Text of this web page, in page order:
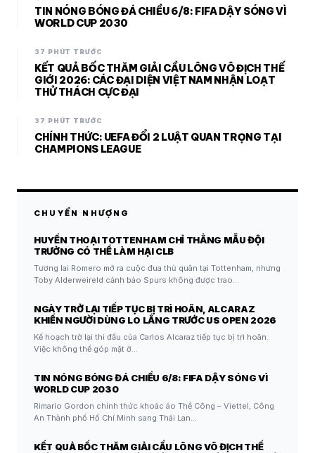
TIN NÓNG BÓNG ĐÁ CHIỀU 6/8: FIFA DẬY SÓNG VÌ
WORLD CUP 2030
37 PHÚT TRƯỚC
KẾT QUẢ BỐC THĂM GIẢI CẦU LÔNG VÔ ĐỊCH THẾ
GIỚI 2026: CÁC ĐẠI DIỆN VIỆT NAM NHẬN LOẠT
THỬ THÁCH CỰC ĐẠI
37 PHÚT TRƯỚC
CHÍNH THỨC: UEFA ĐỔI 2 LUẬT QUAN TRỌNG TẠI
CHAMPIONS LEAGUE
CHUYỂN NHƯỢNG
HUYỀN THOẠI TOTTENHAM CHỈ THẲNG MẪU ĐỘI
TRƯỞNG CÓ THỂ LÀM HẠI CLB
Tương lai Romero mở ra cuộc đua thủ quân tại Tottenham, nhưng
Toby Alderweireld cảnh báo Spurs không được trao…
NGÀY TRỞ LẠI TIẾP TỤC BỊ TRÌ HOÃN, ALCARAZ
KHIẾN NGƯỜI DÙNG LO LẮNG TRƯỚC US OPEN 2026
Kế hoạch trở lại thi đấu của Carlos Alcaraz tiếp tục bị trì hoãn.
Việc không thể góp mặt ở…
TIN NÓNG BÓNG ĐÁ CHIỀU 6/8: FIFA DẬY SÓNG VÌ
WORLD CUP 2030
Rimario Gordon chính thức khoác áo Thể Công – Viettel, Công
An Thành phố Hồ Chí Minh sang Thái Lan…
KẾT QUẢ BỐC THĂM GIẢI CẦU LÔNG VÔ ĐỊCH THẾ